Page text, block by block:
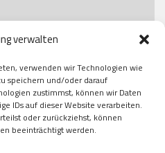
verwalten
verwenden wir Technologien wie
speichern und/oder darauf
zustimmst, können wir Daten
IDs auf dieser Website verarbeiten.
oder zurückziehst, können
beeinträchtigt werden.